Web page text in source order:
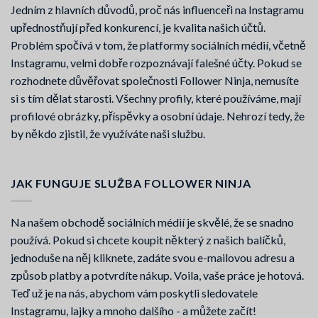
Jedním z hlavních důvodů, proč nás influenceři na Instagramu
upřednostňují před konkurencí, je kvalita našich účtů.
Problém spočívá v tom, že platformy sociálních médií, včetně
Instagramu, velmi dobře rozpoznávají falešné účty. Pokud se
rozhodnete důvěřovat společnosti Follower Ninja, nemusíte
si s tím dělat starosti. Všechny profily, které používáme, mají
profilové obrázky, příspěvky a osobní údaje. Nehrozí tedy, že
by někdo zjistil, že využíváte naši službu.
JAK FUNGUJE SLUŽBA FOLLOWER NINJA
Na našem obchodě sociálních médií je skvělé, že se snadno
používá. Pokud si chcete koupit některý z našich balíčků,
jednoduše na něj kliknete, zadáte svou e-mailovou adresu a
způsob platby a potvrdíte nákup. Voila, vaše práce je hotová.
Teď už je na nás, abychom vám poskytli sledovatele
Instagramu, lajky a mnoho dalšího - a můžete začít!